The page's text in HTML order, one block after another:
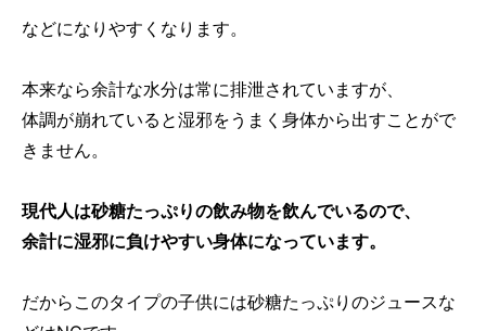
などになりやすくなります。
本来なら余計な水分は常に排泄されていますが、
体調が崩れていると湿邪をうまく身体から出すことがで
きません。
現代人は砂糖たっぷりの飲み物を飲んでいるので、
余計に湿邪に負けやすい身体になっています。
だからこのタイプの子供には砂糖たっぷりのジュースな